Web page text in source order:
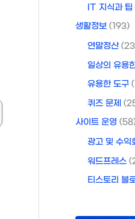
IT 지식과 팁
생활정보 (193)
연말정산
일상의 유용
유용한 도구
퀴즈 문제
사이트 운영
광고 및 수익
워드프레스
티스토리 블